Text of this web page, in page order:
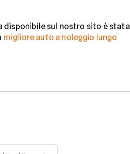
disponibile sul nostro sito è stata
migliore auto a noleggio lungo